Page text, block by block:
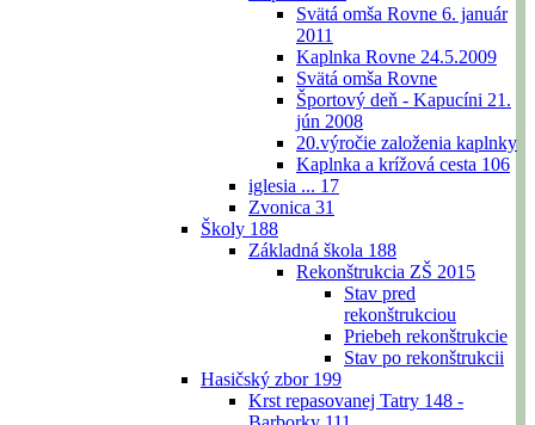
Svätá omša Rovne 6. január
2011
Kaplnka Rovne 24.5.2009
Svätá omša Rovne
Športový deň - Kapucíni 21.
jún 2008
20.výročie založenia kaplnky
Kaplnka a krížová cesta 106
iglesia ... 17
Zvonica 31
Školy 188
Základná škola 188
Rekonštrukcia ZŠ 2015
Stav pred
rekonštrukciou
Priebeh rekonštrukcie
Stav po rekonštrukcii
Hasičský zbor 199
Krst repasovanej Tatry 148 -